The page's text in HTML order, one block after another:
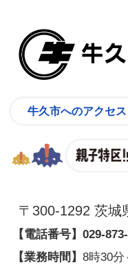
牛久市へのアクセス
〒300-1292 茨城
【電話番号】 029-
【業務時間】 8時30分